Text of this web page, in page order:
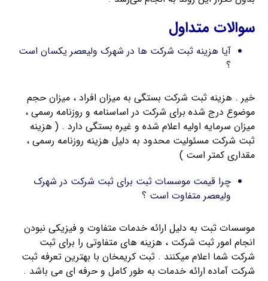
سوالات متداول
آیا هزینه ثبت شرکت ها در شهرک ولیعصر یکسان است
؟
خیر . هزینه ثبت شرکت بستگی به میزان افراد ، میزان حجم
موضوع درج شده برای شرکت در اساسنامه و روزنامه رسمی ،
میزان سرمایه اولیه اعلام شده و غیره بستگی دارد . ( هزینه
ثبت شرکت مسئولیت محدود به دلیل هزینه روزنامه رسمی ،
مقداری کمتر است )
چرا قیمت موسسات ثبت برای ثبت شرکت در شهرک
ولیعصر متفاوت است ؟
موسسات ثبت به دلیل ارائه خدمات متفاوت و فیزیکی نبودن
انجام امور ثبت شرکت ، هزینه های متفاوتی را برای ثبت
شرکت شما اعلام میکنند . ثبت کریمخان با بهترین تعرفه ثبت
شرکت آماده ارائه خدمات به طور کامل و حرفه ای می باشد .